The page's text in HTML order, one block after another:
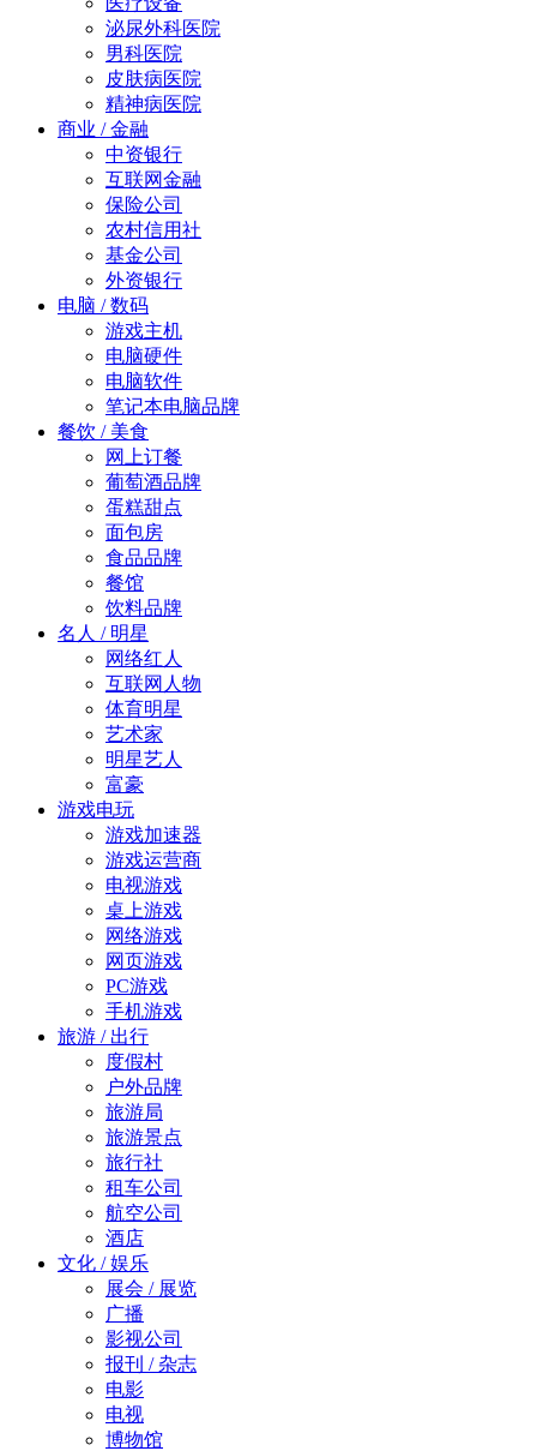
泌尿外科医院
男科医院
皮肤病医院
精神病医院
商业 / 金融
中资银行
互联网金融
保险公司
农村信用社
基金公司
外资银行
电脑 / 数码
游戏主机
电脑硬件
电脑软件
笔记本电脑品牌
餐饮 / 美食
网上订餐
葡萄酒品牌
蛋糕甜点
面包房
食品品牌
餐馆
饮料品牌
名人 / 明星
网络红人
互联网人物
体育明星
艺术家
明星艺人
富豪
游戏电玩
游戏加速器
游戏运营商
电视游戏
桌上游戏
网络游戏
网页游戏
PC游戏
手机游戏
旅游 / 出行
度假村
户外品牌
旅游局
旅游景点
旅行社
租车公司
航空公司
酒店
文化 / 娱乐
展会 / 展览
广播
影视公司
报刊 / 杂志
电影
电视
博物馆